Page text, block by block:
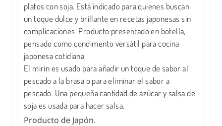
platos con soja. Está indicado para quienes buscan
un toque dulce y brillante en recetas japonesas sin
complicaciones. Producto presentado en botella,
pensado como condimento versátil para cocina
japonesa cotidiana.
El mirin es usado para añadir un toque de sabor al
pescado a la brasa o para eliminar el sabor a
pescado. Una pequeña cantidad de azúcar y salsa de
soja es usada para hacer salsa.
Producto de Japón.